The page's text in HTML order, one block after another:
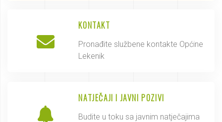
KONTAKT
Pronađite službene kontakte Općine
Lekenik
NATJEČAJI I JAVNI POZIVI
Budite u toku sa javnim natječajima